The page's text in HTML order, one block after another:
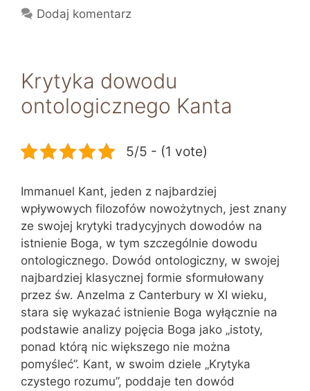
Dodaj komentarz
Krytyka dowodu
ontologicznego Kanta
5/5 - (1 vote)
Immanuel Kant, jeden z najbardziej
wpływowych filozofów nowożytnych, jest znany
ze swojej krytyki tradycyjnych dowodów na
istnienie Boga, w tym szczególnie dowodu
ontologicznego. Dowód ontologiczny, w swojej
najbardziej klasycznej formie sformułowany
przez św. Anzelma z Canterbury w XI wieku,
stara się wykazać istnienie Boga wyłącznie na
podstawie analizy pojęcia Boga jako „istoty,
ponad którą nic większego nie można
pomyśleć”. Kant, w swoim dziele „Krytyka
czystego rozumu”, poddaje ten dowód